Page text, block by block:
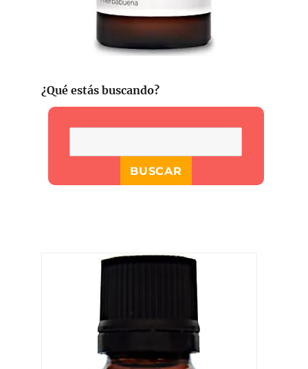
¿Qué estás buscando?